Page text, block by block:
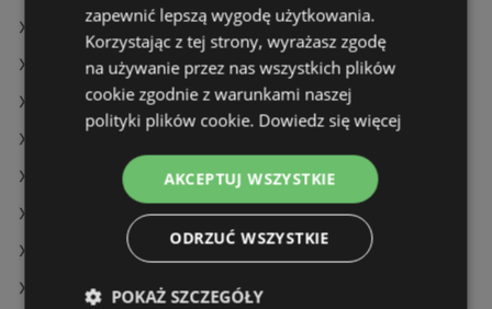
Oferty Delikatesy Centrum
Oferty Dealz
Oferty Biedronka
Aktualne gazetki Carrefour
Aktualne gazetki Action
Aktualne gazetki Żabka
Aktualne gazetki Auchan
zapewnić lepszą wygodę użytkowania.
Korzystając z tej strony, wyrażasz zgodę
na używanie przez nas wszystkich plików
cookie zgodnie z warunkami naszej
polityki plików cookie. Dowiedz się więcej
AKCEPTUJ WSZYSTKIE
ODRZUĆ WSZYSTKIE
POKAŻ SZCZEGÓŁY